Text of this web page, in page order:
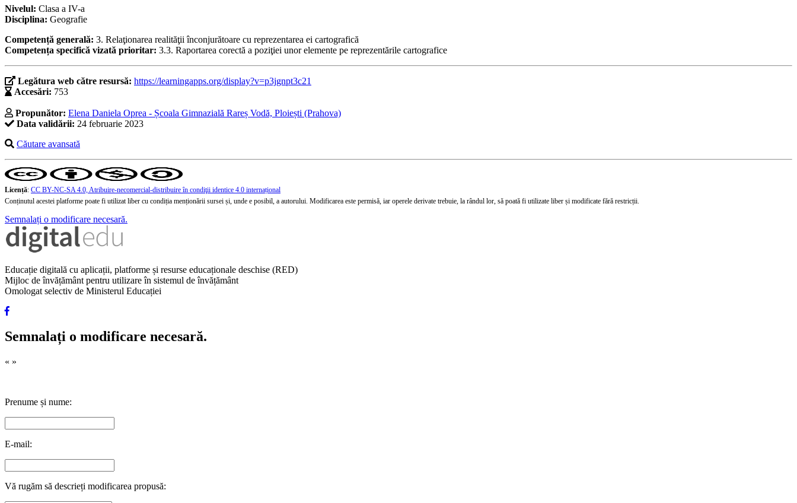
Nivelul: Clasa a IV-a
Disciplina: Geografie
Competență generală: 3. Relaţionarea realităţii înconjurătoare cu reprezentarea ei cartografică
Competența specifică vizată prioritar: 3.3. Raportarea corectă a poziţiei unor elemente pe reprezentările cartografice
Legătura web către resursă: https://learningapps.org/display?v=p3jgnpt3c21
Accesări: 753
Propunător: Elena Daniela Oprea - Școala Gimnazială Rareș Vodă, Ploiești (Prahova)
Data validării: 24 februarie 2023
Căutare avansată
Licență: CC BY-NC-SA 4.0, Atribuire-necomercial-distribuire în condiţii identice 4.0 internațional
Conținutul acestei platforme poate fi utilizat liber cu condiția menționării sursei și, unde e posibil, a autorului. Modificarea este permisă, iar operele derivate trebuie, la rândul lor, să poată fi utilizate liber și modificate fără restricții.
Semnalați o modificare necesară.
Educație digitală cu aplicații, platforme și resurse educaționale deschise (RED)
Mijloc de învățământ pentru utilizare în sistemul de învățământ
Omologat selectiv de Ministerul Educației
Semnalați o modificare necesară.
« »
Prenume și nume:
E-mail:
Vă rugăm să descrieți modificarea propusă: